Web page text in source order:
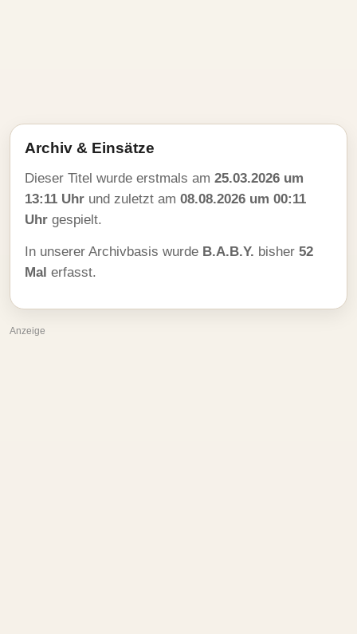
Archiv & Einsätze
Dieser Titel wurde erstmals am 25.03.2026 um
13:11 Uhr und zuletzt am 08.08.2026 um 00:11
Uhr gespielt.
In unserer Archivbasis wurde B.A.B.Y. bisher 52
Mal erfasst.
Anzeige